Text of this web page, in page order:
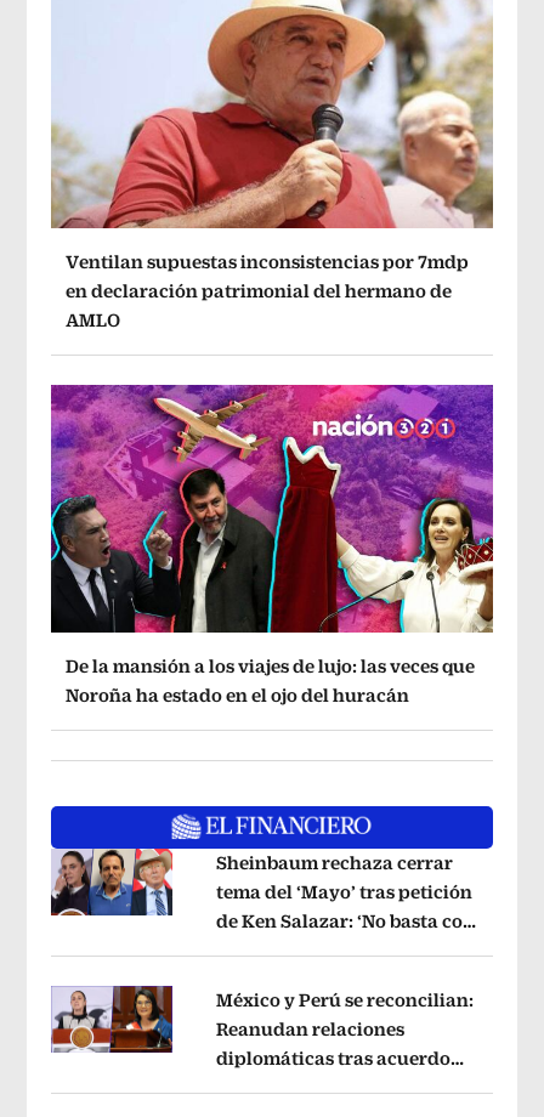
Ventilan supuestas inconsistencias por 7mdp
en declaración patrimonial del hermano de
AMLO
De la mansión a los viajes de lujo: las veces que
Noroña ha estado en el ojo del huracán
Opens in new window
Sheinbaum rechaza cerrar
tema del ‘Mayo’ tras petición
de Ken Salazar: ‘No basta con
Opens in new window
México y Perú se reconcilian:
Reanudan relaciones
diplomáticas tras acuerdo